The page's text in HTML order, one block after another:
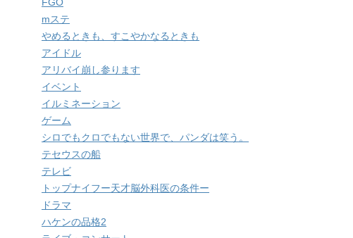
mステ
やめるときも、すこやかなるときも
アイドル
アリバイ崩し参ります
イベント
イルミネーション
ゲーム
シロでもクロでもない世界で、パンダは笑う。
テセウスの船
テレビ
トップナイフー天才脳外科医の条件ー
ドラマ
ハケンの品格2